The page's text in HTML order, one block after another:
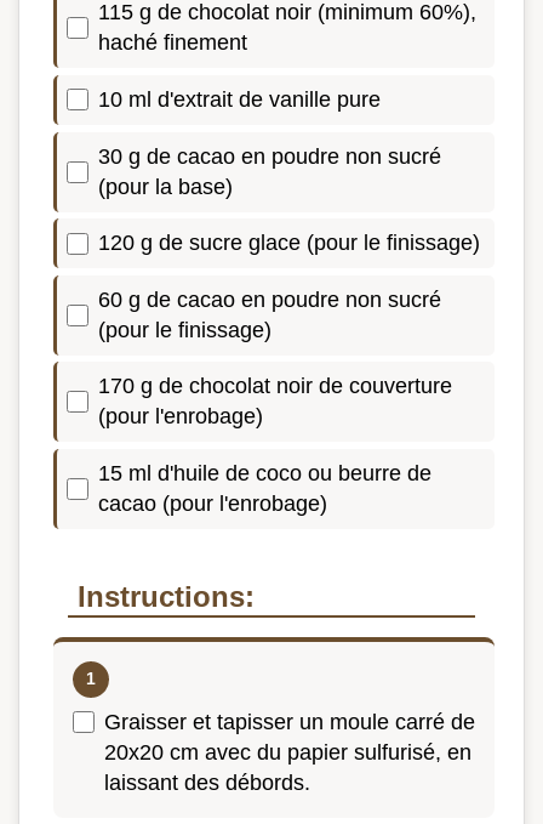
115 g de chocolat noir (minimum 60%),
haché finement
10 ml d'extrait de vanille pure
30 g de cacao en poudre non sucré
(pour la base)
120 g de sucre glace (pour le finissage)
60 g de cacao en poudre non sucré
(pour le finissage)
170 g de chocolat noir de couverture
(pour l'enrobage)
15 ml d'huile de coco ou beurre de
cacao (pour l'enrobage)
Instructions:
Graisser et tapisser un moule carré de
20x20 cm avec du papier sulfurisé, en
laissant des débords.